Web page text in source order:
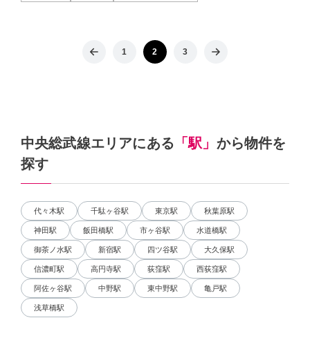
1 2 3
中央総武線エリアにある 「駅」 から物件を
探す
代々木駅 千駄ヶ谷駅 東京駅 秋葉原駅
神田駅 飯田橋駅 市ヶ谷駅 水道橋駅
御茶ノ水駅 新宿駅 四ツ谷駅 大久保駅
信濃町駅 高円寺駅 荻窪駅 西荻窪駅
阿佐ヶ谷駅 中野駅 東中野駅 亀戸駅
浅草橋駅